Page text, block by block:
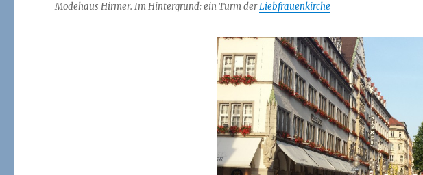
Modehaus Hirmer. Im Hintergrund: ein Turm derLiebfrauenkirche